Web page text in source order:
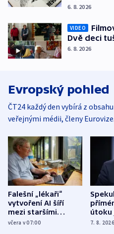
6. 8. 2026
VIDEO
Dvě deci
6. 8. 2026
Evropský pohled
ČT24 každý den vybírá z
veřejnými médii, členy Eurovize.
Falešní „lékaři“
vytvoření AI šíří
mezi staršími
Poláky nebezpečné
včera v 07:00
útoku
míní
7. 8. 2026